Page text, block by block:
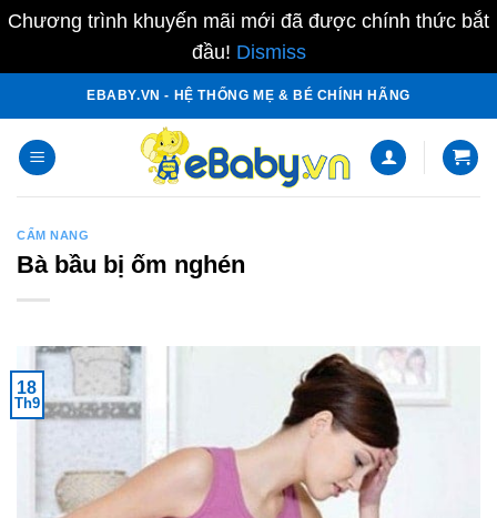
Chương trình khuyến mãi mới đã được chính thức bắt
đầu! Dismiss
content
EBABY.VN - HỆ THỐNG MẸ & BÉ CHÍNH HÃNG
CẨM NANG
Bà bầu bị ốm nghén
18
Th9